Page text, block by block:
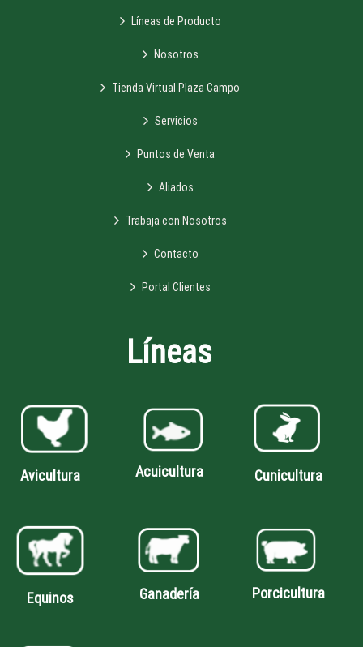
Líneas de Producto
Nosotros
Tienda Virtual Plaza Campo
Servicios
Puntos de Venta
Aliados
Trabaja con Nosotros
Contacto
Portal Clientes
Líneas
Avicultura Acuicultura Cunicultura
Equinos Ganadería Porcicultura